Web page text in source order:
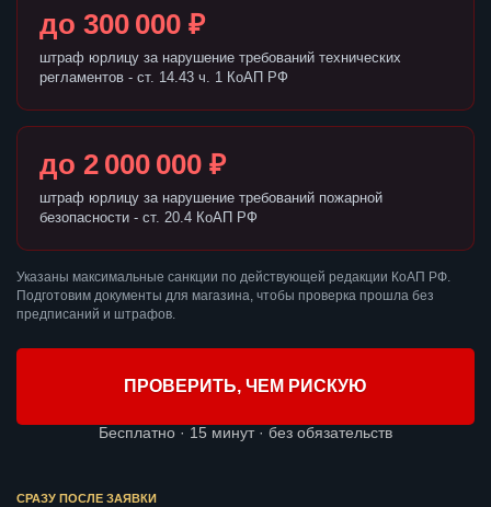
до 300 000 ₽
штраф юрлицу за нарушение требований технических
регламентов - ст. 14.43 ч. 1 КоАП РФ
до 2 000 000 ₽
штраф юрлицу за нарушение требований пожарной
безопасности - ст. 20.4 КоАП РФ
Указаны максимальные санкции по действующей редакции КоАП РФ.
Подготовим документы для магазина, чтобы проверка прошла без
предписаний и штрафов.
ПРОВЕРИТЬ, ЧЕМ РИСКУЮ
Бесплатно · 15 минут · без обязательств
СРАЗУ ПОСЛЕ ЗАЯВКИ